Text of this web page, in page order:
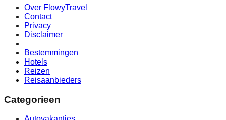
Over FlowyTravel
Contact
Privacy
Disclaimer
Bestemmingen
Hotels
Reizen
Reisaanbieders
Categorieen